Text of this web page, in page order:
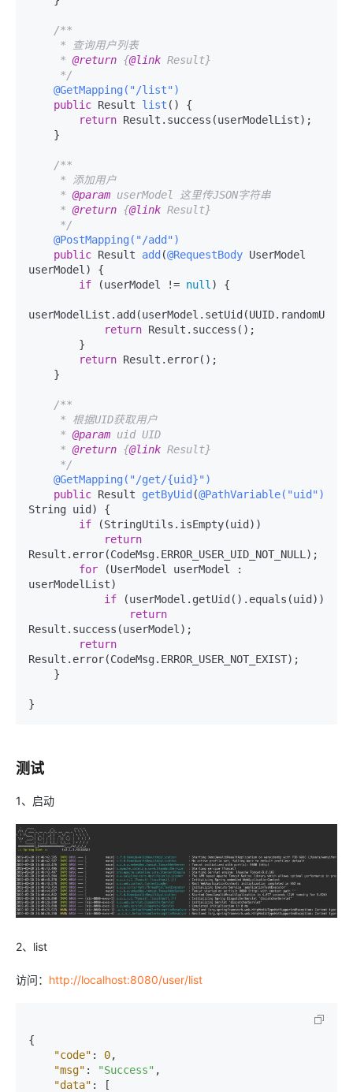
/**
     *
@return {@link Result}
     */
@GetMapping("/list")
public Result list ()
{
return Result.success(userModelList);
/**
     *
@param userModel 这里传JSON字符串
     *
@return {@link Result}
     */
@PostMapping("/add")
public Result add (@RequestBody UserModel
userModel)
{
if (userModel != null ) {
return Result.success();
return Result.error();
/**
     *
@param uid UID
     *
@return {@link Result}
     */
@GetMapping("/get/{uid}")
public Result getByUid (@PathVariable("uid")
String uid)
{
if (StringUtils.isEmpty(uid))
return
Result.error(CodeMsg.ERROR_USER_UID_NOT_NULL);
for (UserModel userModel :
userModelList)
if (userModel.getUid().equals(uid))
return
Result.success(userModel);
return
Result.error(CodeMsg.ERROR_USER_NOT_EXIST);
}
测试
1、启动
2、list
访问： http://localhost:8080/user/list
{
"code" : 0,
"msg" : "Success" ,
"data" :
[